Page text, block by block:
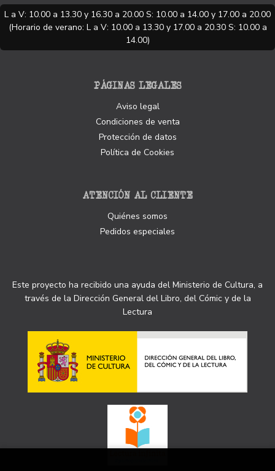
L a V: 10.00 a 13.30 y 16.30 a 20.00 S: 10.00 a 14.00 y 17.00 a 20.00
(Horario de verano: L a V: 10.00 a 13.30 y 17.00 a 20.30 S: 10.00 a
14.00)
PÁGINAS LEGALES
Aviso legal
Condiciones de venta
Protección de datos
Política de Cookies
ATENCIÓN AL CLIENTE
Quiénes somos
Pedidos especiales
Este proyecto ha recibido una ayuda del Ministerio de Cultura, a
través de la Dirección General del Libro, del Cómic y de la
Lectura